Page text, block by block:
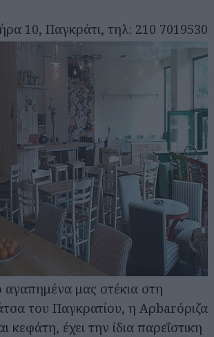
10, Παγκράτι, τηλ: 210 7019530
μας στέκια στη
του Παγκρατίου, η Αρbarόριζα
κεφάτη, έχει την ίδια παρεΐστικη